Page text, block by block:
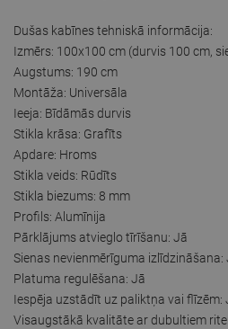
Dušas kabīnes tehniskā informācija:
Izmērs: 100x100 cm (durvis 100 cm,
Augstums: 190 cm
Montāža: Universāla
Ieeja: Bīdāmās durvis
Stikla krāsa: Grafīts
Apdare: Hroms
Stikla veids: Rūdīts
Stikla biezums: 8 mm
Profils: Alumīnija
Pārklājums atvieglo tīrīšanu: Jā
Sienas nevienmērīguma izlīdzināšana:
Platuma regulēšana: Jā
Iespēja uzstādīt uz paliktņa vai flīzēm:
Visaugstākā kvalitāte ar dubultiem